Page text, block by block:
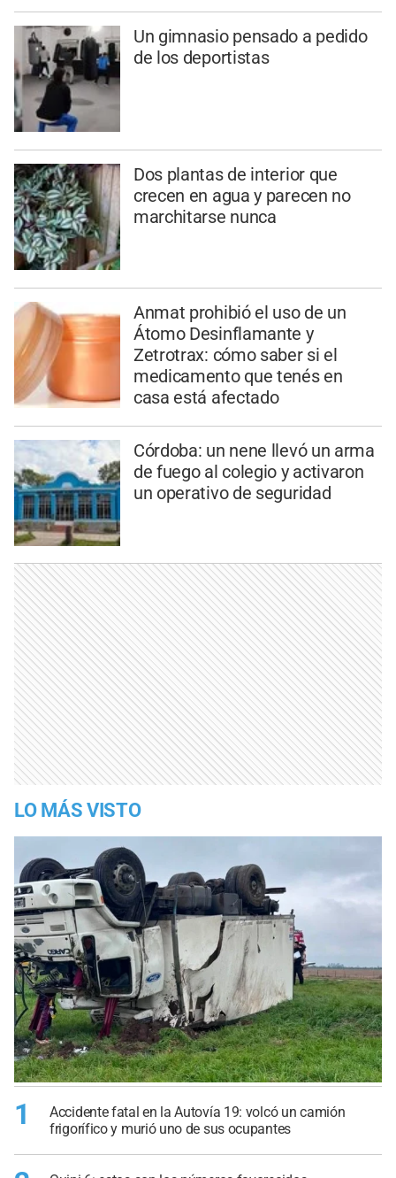
Un gimnasio pensado a pedido
de los deportistas
Dos plantas de interior que
crecen en agua y parecen no
marchitarse nunca
Anmat prohibió el uso de un
Átomo Desinflamante y
Zetrotrax: cómo saber si el
medicamento que tenés en
casa está afectado
Córdoba: un nene llevó un arma
de fuego al colegio y activaron
un operativo de seguridad
LO MÁS VISTO
1
Accidente fatal en la Autovía 19: volcó un camión
frigorífico y murió uno de sus ocupantes